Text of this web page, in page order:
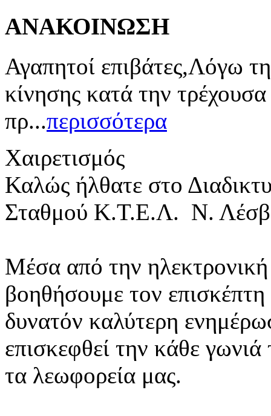
ΑΝΑΚΟΙΝΩΣΗ
Αγαπητοί επιβάτες,Λόγω
κίνησης κατά την
πρ...περισσότερα
Χαιρετισμός
Καλώς ήλθατε στο
Σταθμού Κ.Τ.Ε.Λ. Ν.
Μέσα από την ηλεκτρονική
βοηθήσουμε τον
δυνατόν καλύτερη
επισκεφθεί την κάθε
τα λεωφορεία μας.